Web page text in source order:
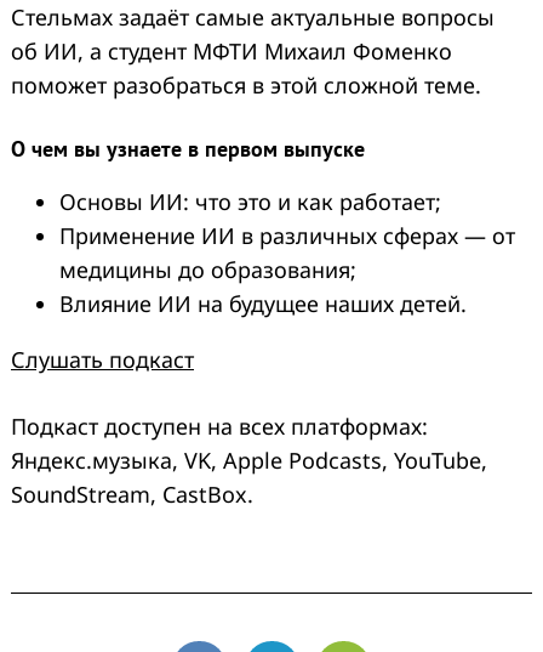
Стельмах задаёт самые актуальные вопросы
об ИИ, а студент МФТИ Михаил Фоменко
поможет разобраться в этой сложной теме.
О чем вы узнаете в первом выпуске
Основы ИИ: что это и как работает;
Применение ИИ в различных сферах ― от
медицины до образования;
Влияние ИИ на будущее наших детей.
Слушать подкаст
Подкаст доступен на всех платформах:
Яндекс.музыка, VK, Apple Podcasts, YouTube,
SoundStream, CastBox.